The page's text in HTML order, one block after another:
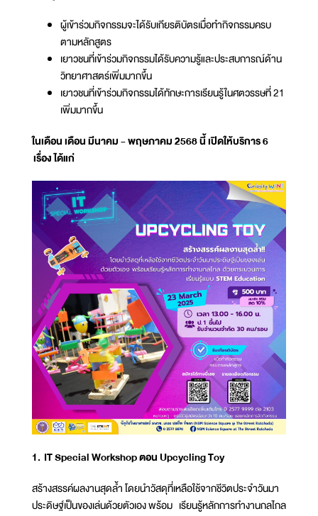
ผู้เข้าร่วมกิจกรรมจะได้รับเกียรติบัตรเมื่อทำกิจกรรมครบ
ตามหลักสูตร
เยาวชนที่เข้าร่วมกิจกรรมได้รับความรู้และประสบการณ์ด้าน
วิทยาศาสตร์เพิ่มมากขึ้น
เยาวชนที่เข้าร่วมกิจกรรมได้ทักษะการเรียนรู้ในศตวรรษที่ 21
เพิ่มมากขึ้น
ในเดือน เดือน มีนาคม - พฤษภาคม 2568 นี้ เปิดให้บริการ 6
เรื่อง ได้แก่
1. IT Special Workshop ตอน Upcycling Toy
สร้างสรรค์ผลงานสุดล้ำ โดยนำวัสดุที่เหลือใช้จากชีวิตประจำวันมา
ประดิษฐ์เป็นของเล่นด้วยตัวเอง พร้อม เรียนรู้หลักการทำงานกลไกล